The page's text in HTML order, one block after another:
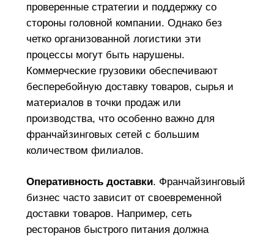
проверенные стратегии и поддержку со
стороны головной компании. Однако без
четко организованной логистики эти
процессы могут быть нарушены.
Коммерческие грузовики обеспечивают
бесперебойную доставку товаров, сырья и
материалов в точки продаж или
производства, что особенно важно для
франчайзинговых сетей с большим
количеством филиалов.
Оперативность доставки. Франчайзинговый
бизнес часто зависит от своевременной
доставки товаров. Например, сеть
ресторанов быстрого питания должна